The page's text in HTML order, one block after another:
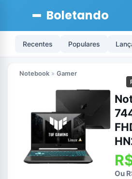
Boletando
Recentes Populares
Notebook » Gamer
Ou